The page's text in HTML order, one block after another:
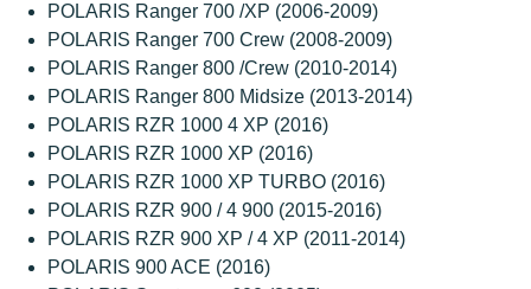
POLARIS Ranger 700 /XP (2006-2009)
POLARIS Ranger 700 Crew (2008-2009)
POLARIS Ranger 800 /Crew (2010-2014)
POLARIS Ranger 800 Midsize (2013-2014)
POLARIS RZR 1000 4 XP (2016)
POLARIS RZR 1000 XP (2016)
POLARIS RZR 1000 XP TURBO (2016)
POLARIS RZR 900 / 4 900 (2015-2016)
POLARIS RZR 900 XP / 4 XP (2011-2014)
POLARIS 900 ACE (2016)